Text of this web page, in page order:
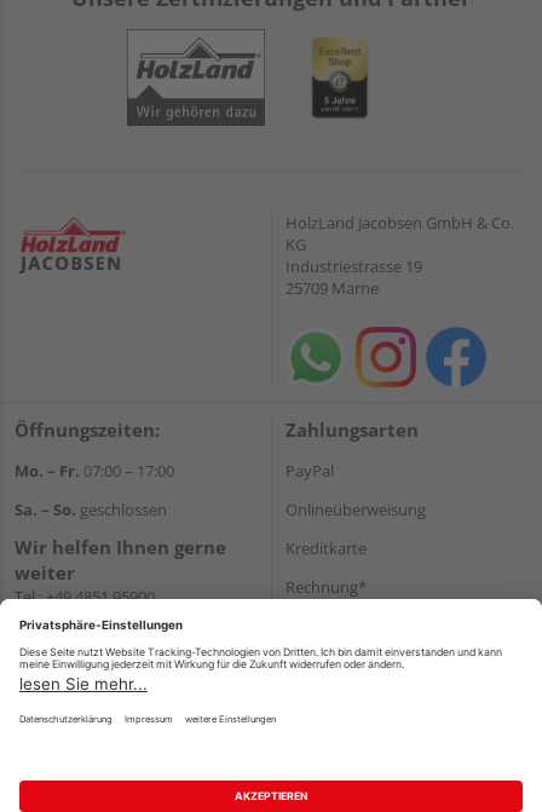
HolzLand Jacobsen GmbH & Co.
KG
Industriestrasse 19
25709 Marne
Öffnungszeiten:
Mo. – Fr. 07:00 – 17:00
Sa. – So. geschlossen
Wir helfen Ihnen gerne
weiter
Tel.:+49 4851 95900
E-Mail:info@holzland-
WhatsApp
Zahlungsarten
PayPal
Onlineüberweisung
Kreditkarte
Rechnung*
Versand
Impressum AGB Widerruf
Datenschutz